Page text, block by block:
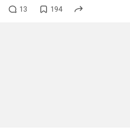
13 194